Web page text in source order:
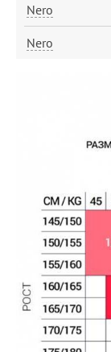
Nero
Nero